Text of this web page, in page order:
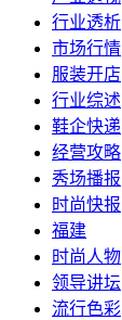
行业透析
市场行情
服装开店
行业综述
鞋企快递
经营攻略
秀场播报
时尚快报
福建
时尚人物
领导讲坛
流行色彩